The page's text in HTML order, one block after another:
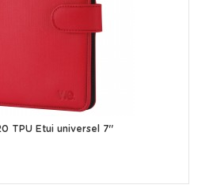
TPU Etui universel 7''